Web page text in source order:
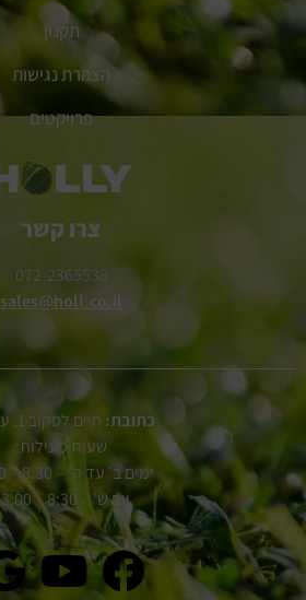
תקנון
הצהרת נגישות
פרויקטים
צרו קשר
072-2365538
sales@holl.co.il
כתובת: חיים לסקוב 1, עפולה
שעות פעילות:
ימים ב' עד ה' – 8:30 – 15:30
יום ש' – 8:30 – 13:00